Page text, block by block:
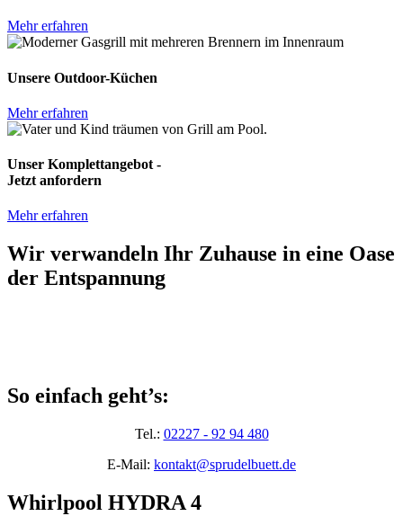
Mehr erfahren
Unsere Outdoor-Küchen
Mehr erfahren
Unser Komplettangebot -
Jetzt anfordern
Mehr erfahren
Wir verwandeln Ihr Zuhause in eine Oase
der Entspannung
So einfach geht’s:
Tel.: 02227 - 92 94 480
E-Mail: kontakt@sprudelbuett.de
Whirlpool HYDRA 4